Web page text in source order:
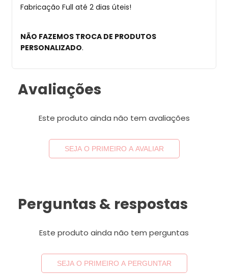
Fabricação Full até 2 dias úteis!
NÃO FAZEMOS TROCA DE PRODUTOS
PERSONALIZADO.
Avaliações
Este produto ainda não tem avaliações
SEJA O PRIMEIRO A AVALIAR
Perguntas & respostas
Este produto ainda não tem perguntas
SEJA O PRIMEIRO A PERGUNTAR